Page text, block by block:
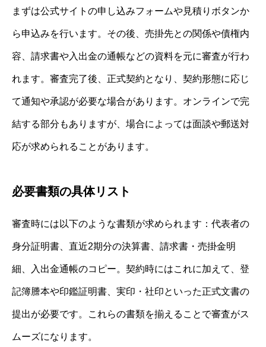
まずは公式サイトの申し込みフォームや見積りボタンか
ら申込みを行います。その後、売掛先との関係や債権内
容、請求書や入出金の通帳などの資料を元に審査が行わ
れます。審査完了後、正式契約となり、契約形態に応じ
て通知や承認が必要な場合があります。オンラインで完
結する部分もありますが、場合によっては面談や郵送対
応が求められることがあります。
必要書類の具体リスト
審査時には以下のような書類が求められます：代表者の
身分証明書、直近2期分の決算書、請求書・売掛金明
細、入出金通帳のコピー。契約時にはこれに加えて、登
記簿謄本や印鑑証明書、実印・社印といった正式文書の
提出が必要です。これらの書類を揃えることで審査がス
ムーズになります。